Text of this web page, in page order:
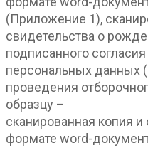
(Приложение 1),
свидетельства о
подписанного
персональных данных
проведения
образцу –
сканированная копия и
формате word-